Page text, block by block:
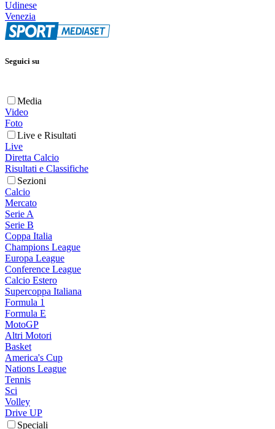
Udinese
Venezia
Seguici su
Media
Video
Foto
Live e Risultati
Live
Diretta Calcio
Risultati e Classifiche
Sezioni
Calcio
Mercato
Serie A
Serie B
Coppa Italia
Champions League
Europa League
Conference League
Calcio Estero
Supercoppa Italiana
Formula 1
Formula E
MotoGP
Altri Motori
Basket
America's Cup
Nations League
Tennis
Sci
Volley
Drive UP
Speciali